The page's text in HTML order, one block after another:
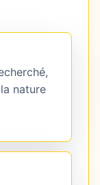
nature